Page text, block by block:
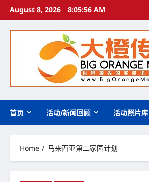
Skip
content
August 8, 2026 8:05:57 AM
首页 活动/新闻回顾 活动照片库
Home 马来西亚第二家园计划